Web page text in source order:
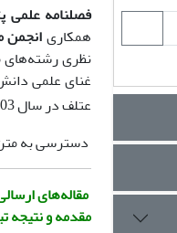
فصلنامه علمی
همکاریانجمن
نظری رشته‌های
غنای علمی
عتلف در سال 1403
دسترسی به
مقاله‌های
مقدمه و نتیجه